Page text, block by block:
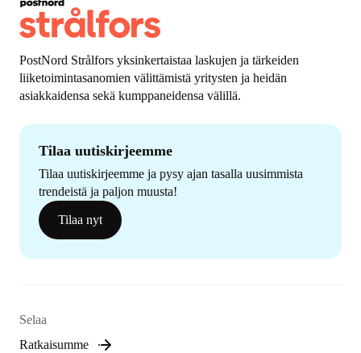
PostNord Strålfors yksinkertaistaa laskujen ja tärkeiden
liiketoimintasanomien välittämistä yritysten ja heidän
asiakkaidensa sekä kumppaneidensa välillä.
Tilaa uutiskirjeemme
Tilaa uutiskirjeemme ja pysy ajan tasalla uusimmista
trendeistä ja paljon muusta!
Tilaa nyt
Selaa
Ratkaisumme